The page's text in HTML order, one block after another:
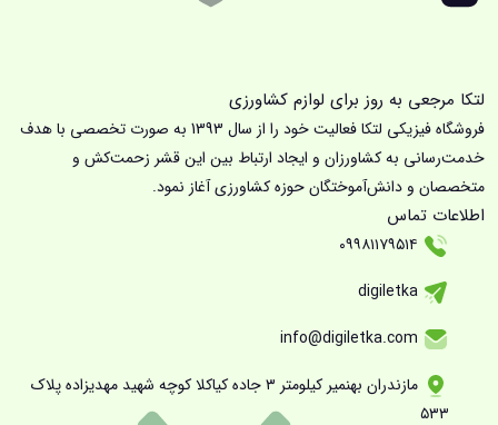
لتکا مرجعی به روز برای لوازم کشاورزی
فروشگاه فیزیکی لتکا فعالیت خود را از سال 1393 به صورت تخصصی با هدف
خدمت‌رسانی به کشاورزان و ایجاد ارتباط بین این قشر زحمت‌کش و
متخصصان و دانش‌آموختگان حوزه کشاورزی آغاز نمود.
اطلاعات تماس
مازندران بهنمیر کیلومتر ۳ جاده کیاکلا کوچه شهید مهدیزاده پلاک
۵۳۳